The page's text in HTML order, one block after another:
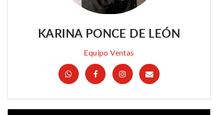
KARINA PONCE DE LEÓN
Equipo Ventas